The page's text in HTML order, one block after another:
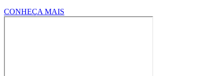
CONHEÇA MAIS